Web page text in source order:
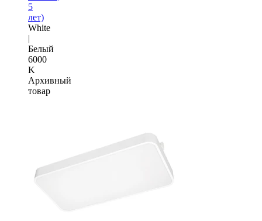
5
лет)
White
|
Белый
6000
K
Архивный
товар